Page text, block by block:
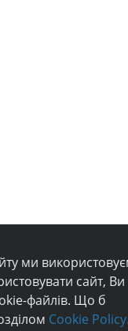
ми
сайт, Ви
файлів. Що б
Cookie